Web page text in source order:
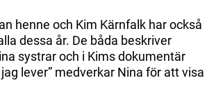
henne och Kim Kärnfalk har också
dessa år. De båda beskriver
systrar och i Kims dokumentär
lever” medverkar Nina för att visa